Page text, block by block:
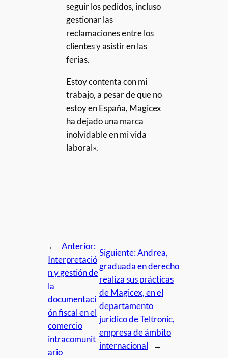
seguir los pedidos, incluso
gestionar las
reclamaciones entre los
clientes y asistir en las
ferias.
Estoy contenta con mi
trabajo, a pesar de que no
estoy en España, Magicex
ha dejado una marca
inolvidable en mi vida
laboral».
←
Anterior:
Interpretació
n y gestión de
la
documentaci
ón fiscal en el
comercio
intracomunit
ario
Siguiente:Andrea,
graduada en derecho
realiza sus prácticas
de Magicex, en el
departamento
jurídico de Teltronic,
empresa de ámbito
internacional
→